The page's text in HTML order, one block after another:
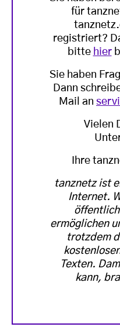
für
registriert?
bitte hier
Sie haben
Dann
Mail an
Vielen
Ihre
tanznetz ist
Internet.
ermöglichen
trotzdem
Texten.
kann,